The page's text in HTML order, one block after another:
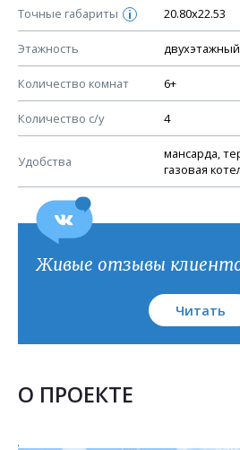
Точные габариты i 20.80х22.53
Этажность двухэтажный
Количество комнат 6+
Количество с/у 4
Удобства
мансарда,
газовая
Схема расположения элементов
Спецификация элементов
Устройство стропильной
Узлы устройства кровли
План кровли
Живые отзывы
Читать
О ПРОЕКТЕ